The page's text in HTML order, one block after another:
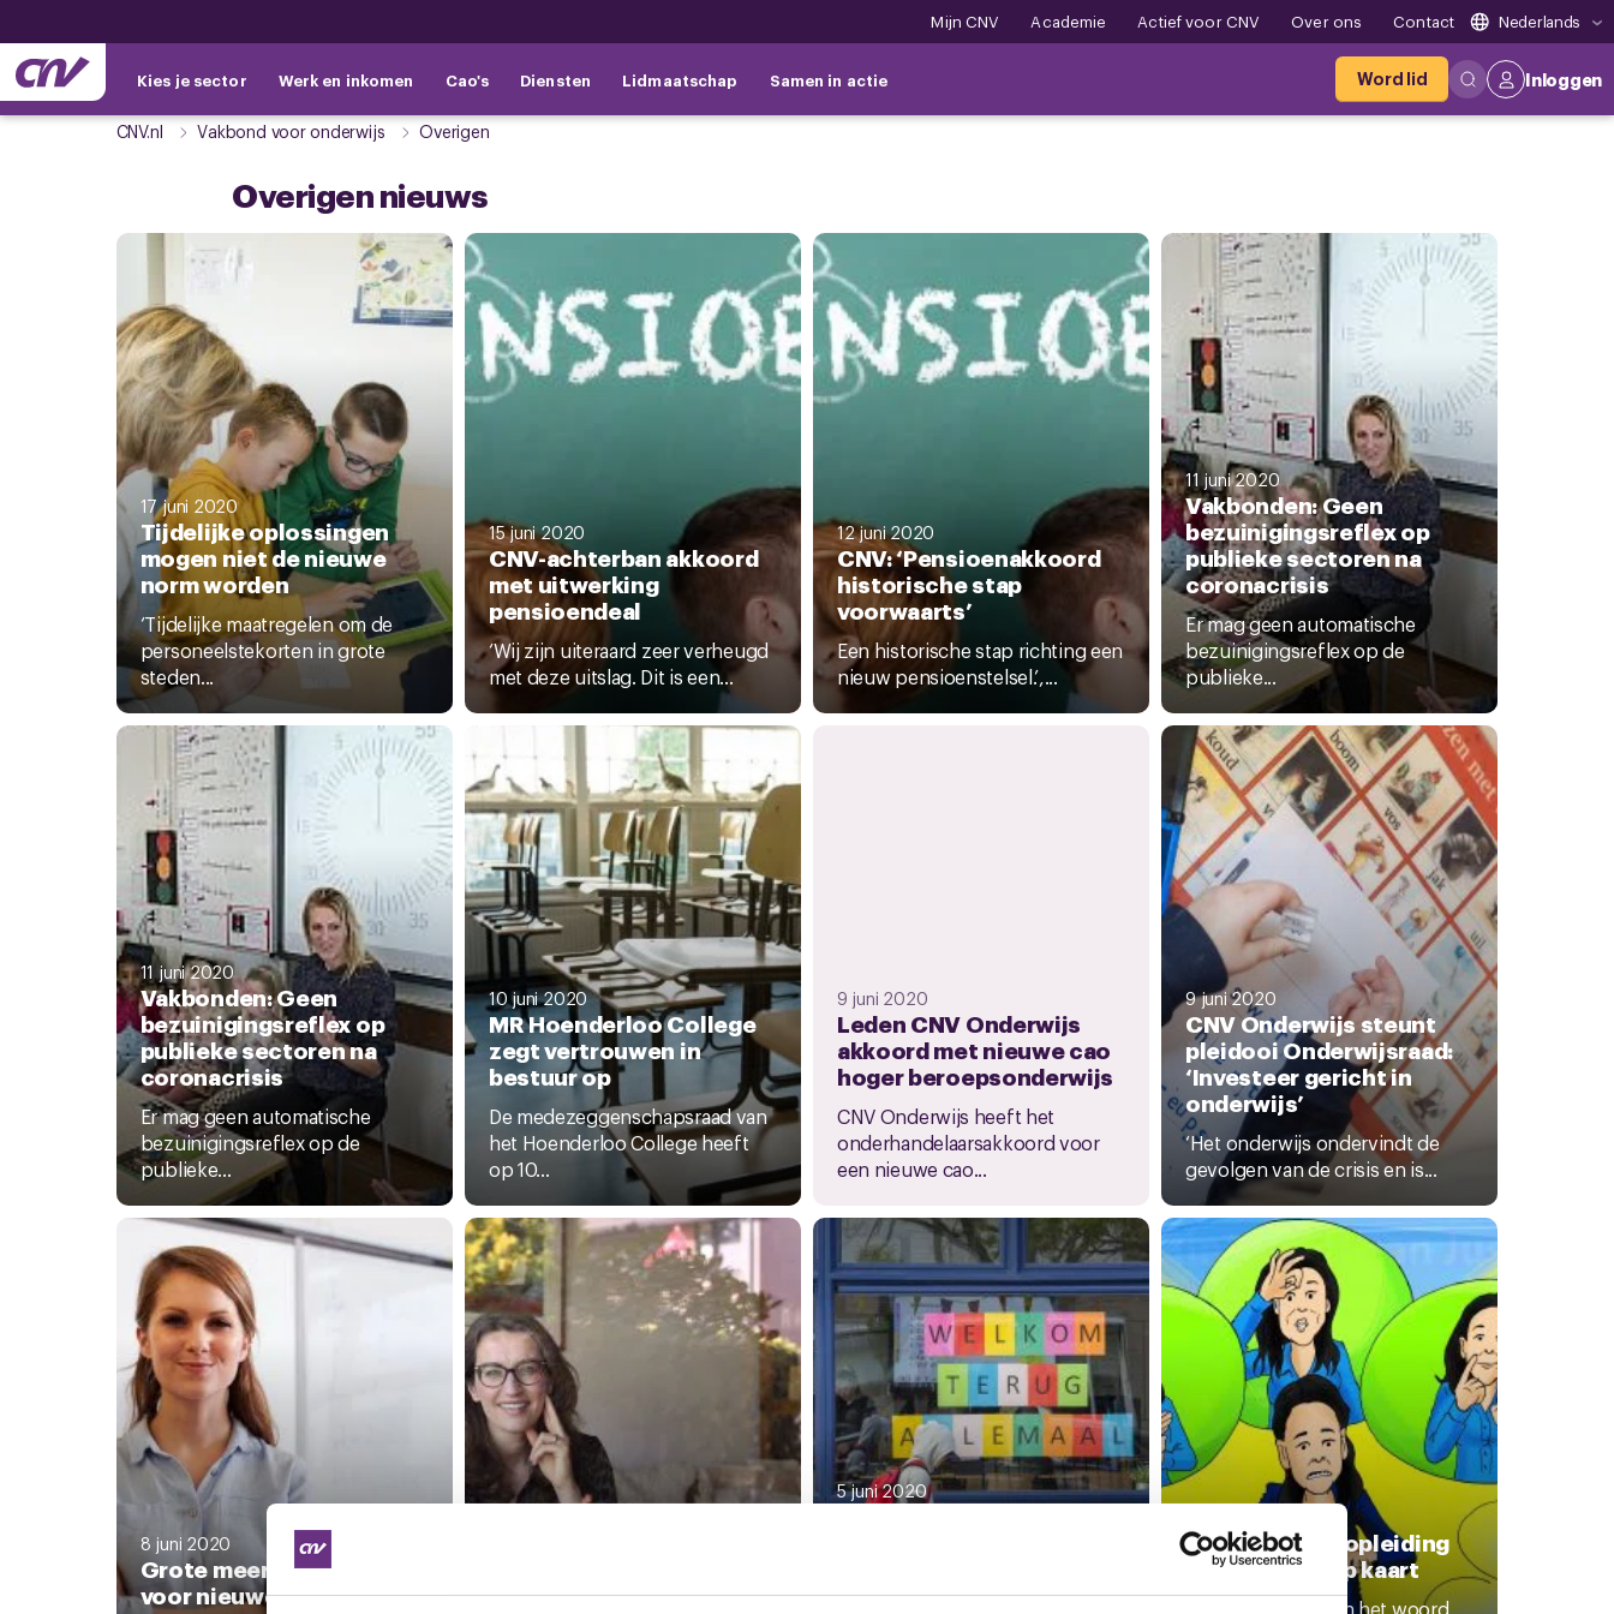
Mijn CNV Academie Actief voor CNV Over ons Contact Nederlands
Kies je sector Werk en inkomen Cao's Diensten Lidmaatschap Samen in actie Word lid Inloggen
CNV.nl Vakbond voor onderwijs Overigen
Overigen nieuws
17 juni 2020
Tijdelijke oplossingen
mogen niet de nieuwe
norm worden
‘Tijdelijke maatregelen om de
personeelstekorten in grote
steden...
15 juni 2020
CNV-achterban akkoord
met uitwerking
pensioendeal
‘Wij zijn uiteraard zeer verheugd
met deze uitslag. Dit is een...
12 juni 2020
CNV: ‘Pensioenakkoord
historische stap
voorwaarts’
Een historische stap richting een
nieuw pensioenstelsel.’,...
11 juni 2020
Vakbonden: Geen
bezuinigingsreflex op
publieke sectoren na
coronacrisis
Er mag geen automatische
bezuinigingsreflex op de
publieke...
11 juni 2020
Vakbonden: Geen
bezuinigingsreflex op
publieke sectoren na
coronacrisis
Er mag geen automatische
bezuinigingsreflex op de
publieke...
10 juni 2020
MR Hoenderloo College
zegt vertrouwen in
bestuur op
De medezeggenschapsraad van
het Hoenderloo College heeft
op 10...
9 juni 2020
Leden CNV Onderwijs
akkoord met nieuwe cao
hoger beroepsonderwijs
CNV Onderwijs heeft het
onderhandelaarsakkoord voor
een nieuwe cao...
9 juni 2020
CNV Onderwijs steunt
pleidooi Onderwijsraad:
‘Investeer gericht in
onderwijs’
‘Het onderwijs ondervindt de
gevolgen van de crisis en is...
8 juni 2020
Grote meerderheid stemt
voor nieuwe cao mbo
versleten’
5 juni 2020
RIVM: geen
Irma-hype zet opleiding
gebarentolk op kaart
Haar vertolking van het woord